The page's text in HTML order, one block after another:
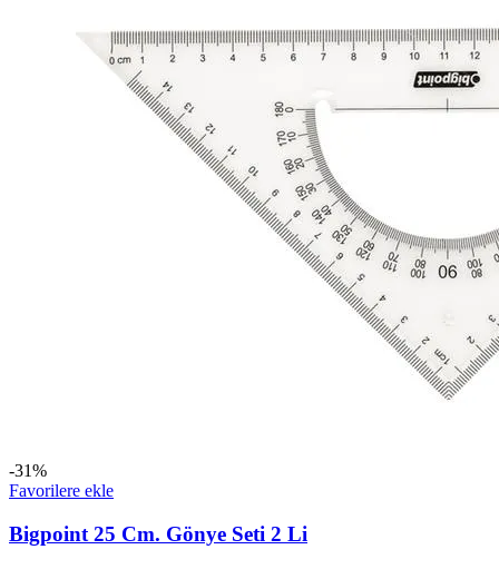
-31%
Favorilere ekle
Bigpoint 25 Cm. Gönye Seti 2 Li